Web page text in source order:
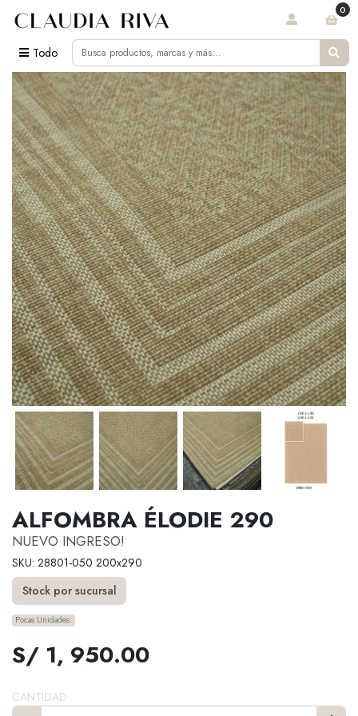
Todo
0
ALFOMBRA ÉLODIE 290
NUEVO INGRESO!
SKU: 28801-050 200x290
Stock por sucursal
Pocas Unidades.
S/ 1, 950.00
CANTIDAD